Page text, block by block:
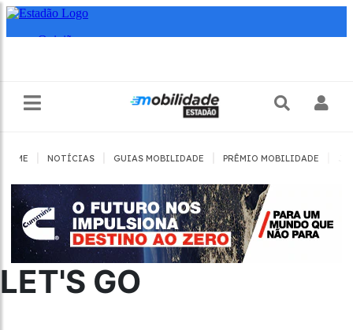
HOME NOTÍCIAS GUIAS MOBILIDADE PRÊMIO MOBILIDADE
LET'S GO